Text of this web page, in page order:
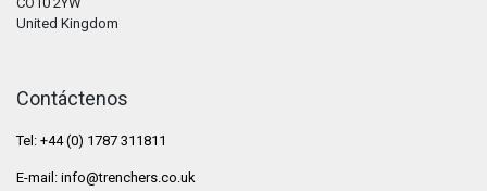
United Kingdom
Contáctenos
Tel: +44 (0) 1787 311811
E-mail: info@trenchers.co.uk